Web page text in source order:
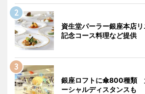
資生堂パーラー銀座本店
記念コース料理など提供
銀座ロフトに傘800種類
ーシャルディスタンスも